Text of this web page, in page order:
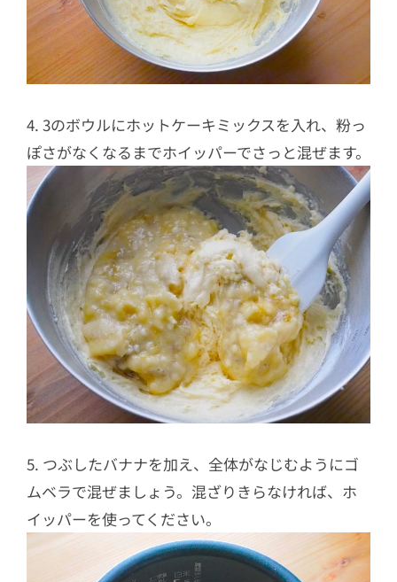
4. 3のボウルにホットケーキミックスを入れ、粉っ
ぽさがなくなるまでホイッパーでさっと混ぜます。
5. つぶしたバナナを加え、全体がなじむようにゴ
ムベラで混ぜましょう。混ざりきらなければ、ホ
イッパーを使ってください。